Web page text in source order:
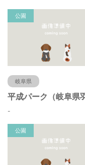
公園
岐阜県
-
公園